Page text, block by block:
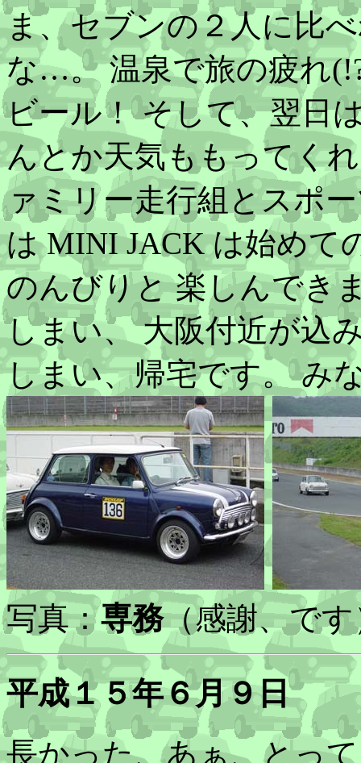
ま、セブンの２人に比
な…。 温泉で旅の疲れ
ビール！ そして、翌日
んとか天気ももってく
ァミリー走行組とスポ
は MINI JACK は始めて
のんびりと 楽しんでき
しまい、 大阪付近が込
しまい、帰宅です。 み
写真：専務（感謝、です
平成１５年６月９日
長かった、あぁ、とっ